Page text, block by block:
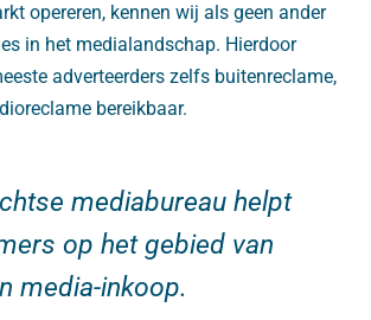
opereren, kennen wij als geen ander
in het medialandschap. Hierdoor
adverteerders zelfs buitenreclame,
bereikbaar.
mediabureau helpt
op het gebied van
media-inkoop.